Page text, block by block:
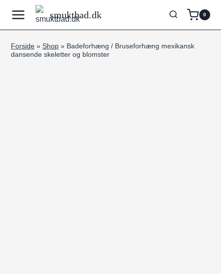
indhold
smuktbad.dk 0
Forside » Shop » Badeforhæng / Bruseforhæng mexikansk
dansende skeletter og blomster